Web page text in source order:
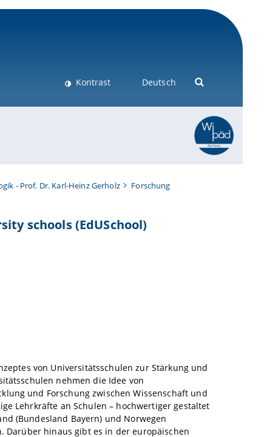
Kontrast Deutsch
- Prof. Dr. Karl-Heinz Gerholz
Forschung
schools (EdUSchool)
von Universitätsschulen zur Stärkung und
nehmen die Idee von
und Forschung zwischen Wissenschaft und
Lehrkräfte an Schulen – hochwertiger gestaltet
(Bundesland Bayern) und Norwegen
Darüber hinaus gibt es in der europäischen